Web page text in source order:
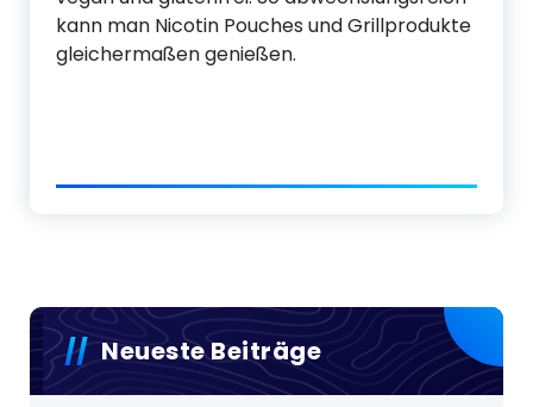
kann man Nicotin Pouches und Grillprodukte
gleichermaßen genießen.
Neueste Beiträge